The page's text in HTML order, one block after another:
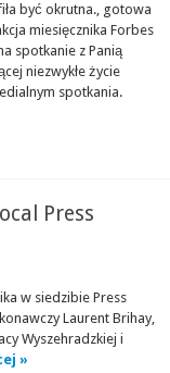
być okrutna., gotowa
miesięcznika Forbes
spotkanie z Panią
niezwykłe życie
spotkania.
Press
w siedzibie Press
Laurent Brihay,
Wyszehradzkiej i
»